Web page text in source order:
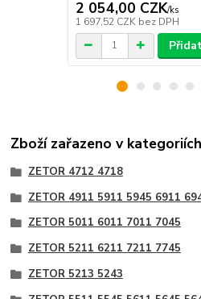
2 054,00 CZK/ks
1 697,52 CZK bez DPH
Zboží zařazeno v kategoriích
ZETOR 4712 4718
ZETOR 4911 5911 5945 6911
ZETOR 5011 6011 7011 7045
ZETOR 5211 6211 7211 7745
ZETOR 5213 5243